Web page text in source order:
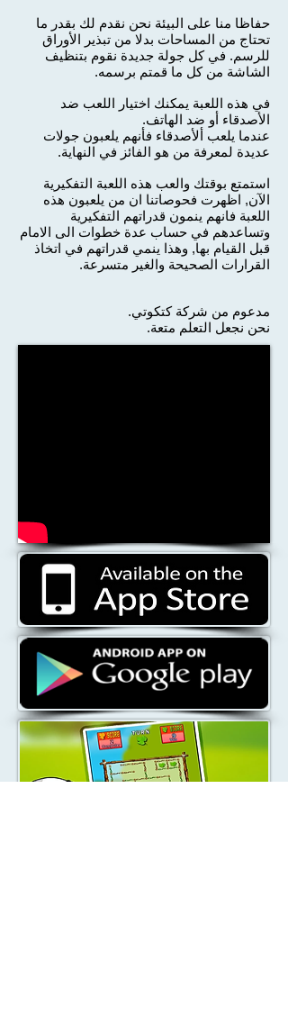
حفاظا منا على البيئة نحن نقدم لك بقدر ما
تحتاج من المساحات بدلا من تبذير الأوراق
للرسم. في كل جولة جديدة نقوم بتنظيف
الشاشة من كل ما قمتم برسمه.
في هذه اللعبة يمكنك اختيار اللعب ضد
الأصدقاء أو ضد الهاتف.
عندما يلعب ألأصدقاء فأنهم يلعبون جولات
عديدة لمعرفة من هو الفائز في النهاية.
استمتع بوقتك والعب هذه اللعبة التفكيرية
الآن, اظهرت فحوصاتنا ان من يلعبون هذه
اللعبة فانهم ينمون قدراتهم التفكيرية
وتساعدهم في حساب عدة خطوات الى الامام
قبل القيام بها, وهذا ينمي قدراتهم في اتخاذ
القرارات الصحيحة والغير متسرعة.
مدعوم من شركة كتكوتي.
نحن نجعل التعلم متعة.